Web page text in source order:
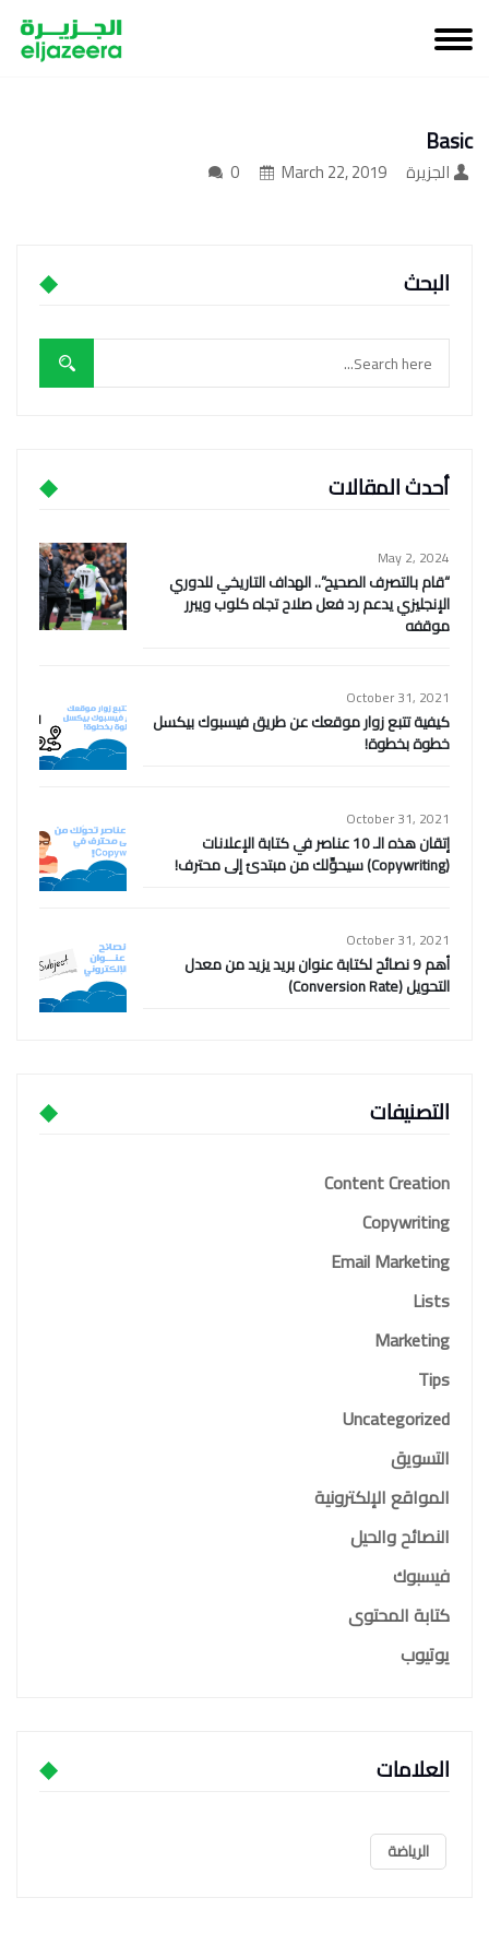
Basic
الجزيرة March 22, 2019
0
البحث
أحدث المقالات
May 2, 2024
“قام بالتصرف الصحيح”.. الهداف التاريخي للدوري
الإنجليزي يدعم رد فعل صلاح تجاه كلوب ويبرر
موقفه
October 31, 2021
كيفية تتبع زوار موقعك عن طريق فيسبوك بيكسل
خطوة بخطوة!
October 31, 2021
إتقان هذه الـ 10 عناصر في كتابة الإعلانات
(Copywriting) سيحوِّلك من مبتدئ إلى محترف!
October 31, 2021
أهم 9 نصائح لكتابة عنوان بريد يزيد من معدل
التحويل (Conversion Rate)
التصنيفات
Content Creation
Copywriting
Email Marketing
Lists
Marketing
Tips
Uncategorized
التسويق
المواقع الإلكترونية
النصائح والحيل
فيسبوك
كتابة المحتوى
يوتيوب
العلامات
الرياضة